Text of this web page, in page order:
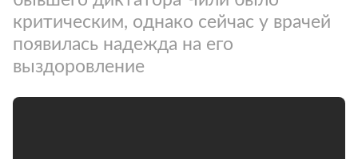
критическим, однако сейчас у врачей
появилась надежда на его
выздоровление